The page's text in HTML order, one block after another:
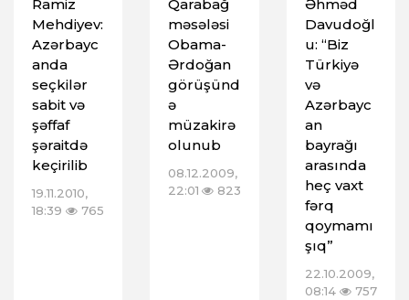
Ramiz
Mehdiyev:
Azərbayc
anda
seçkilər
sabit və
şəffaf
şəraitdə
keçirilib
19.11.2010,
18:39
765
Qarabağ
məsələsi
Obama-
Ərdoğan
görüşünd
ə
müzakirə
olunub
08.12.2009,
22:01
823
Əhməd
Davudoğl
u: “Biz
Türkiyə
və
Azərbayc
an
bayrağı
arasında
heç vaxt
fərq
qoymamı
şıq”
22.10.2009,
08:14
757